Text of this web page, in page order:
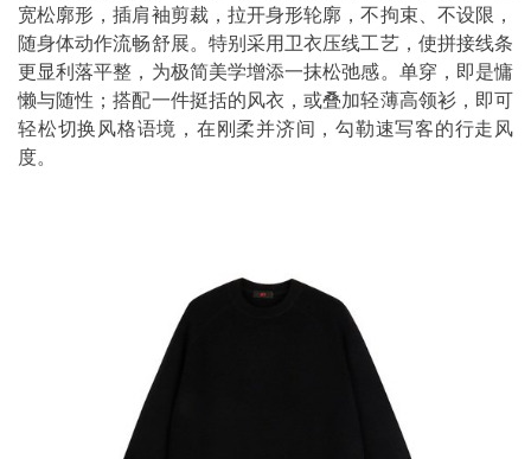
宽松廓形，插肩袖剪裁，拉开身形轮廓，不拘束、不设限，
随身体动作流畅舒展。特别采用卫衣压线工艺，使拼接线条
更显利落平整，为极简美学增添一抹松弛感。单穿，即是慵
懒与随性；搭配一件挺括的风衣，或叠加轻薄高领衫，即可
轻松切换风格语境，在刚柔并济间，勾勒速写客的行走风
度。